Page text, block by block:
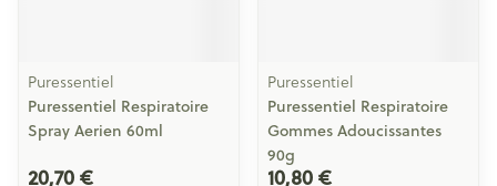
Puressentiel
Puressentiel Respiratoire
Spray Aerien 60ml
20,70 €
Puressentiel
Puressentiel Respiratoire
Gommes Adoucissantes
90g
10,80 €